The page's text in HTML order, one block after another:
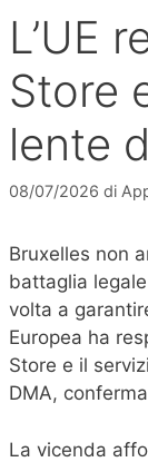
L’UE
Store
lente
08/07/2026 di
Bruxelles non
battaglia
volta a
Europea ha
Store e il
DMA,
La vicenda